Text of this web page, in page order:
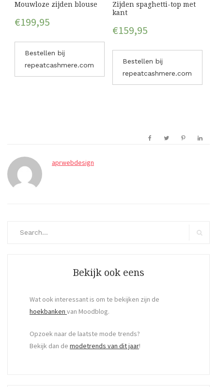
Mouwloze zijden blouse
€199,95
Bestellen bij
repeatcashmere.com
Zijden spaghetti-top met
kant
€159,95
Bestellen bij
repeatcashmere.com
aprwebdesign
Bekijk ook eens
Wat ook interessant is om te bekijken zijn de
hoekbanken van Moodblog.
Opzoek naar de laatste mode trends?
Bekijk dan de modetrends van dit jaar!